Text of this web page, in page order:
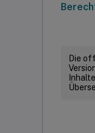
Die